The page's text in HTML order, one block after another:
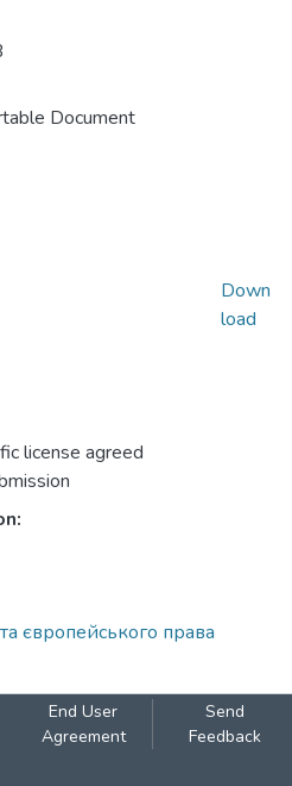
Document
license agreed
Down
load
європейського права
End User
Agreement
Send
Feedback